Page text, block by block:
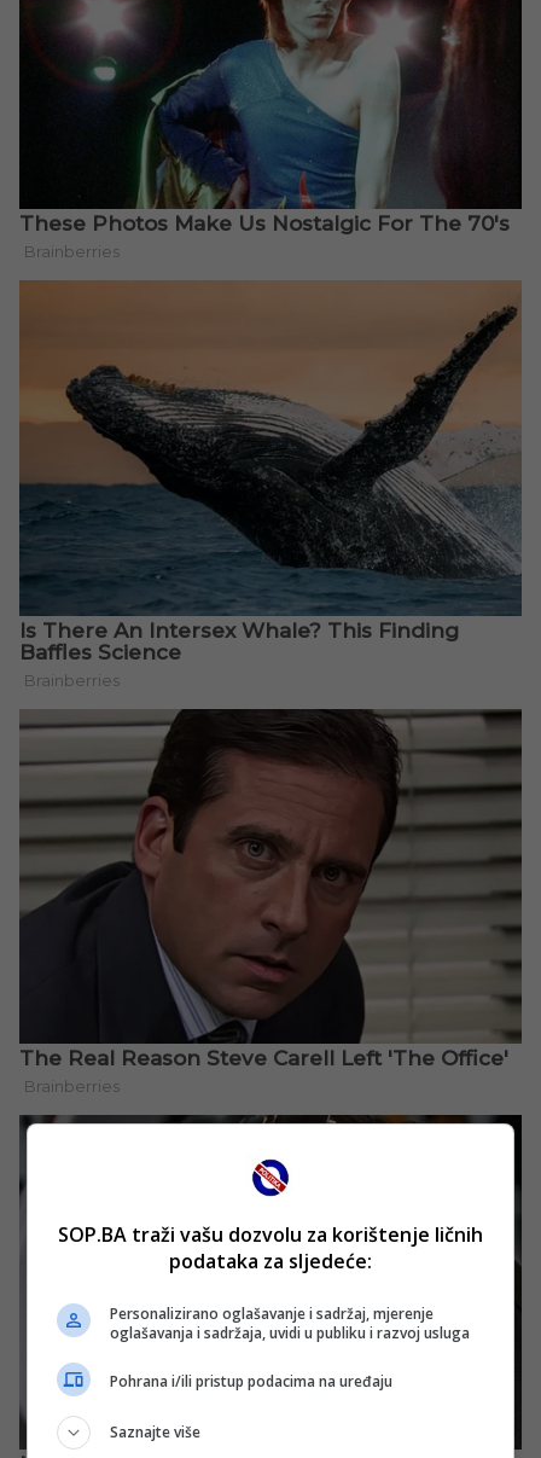
SOP.BA traži vašu dozvolu za korištenje ličnih
podataka za sljedeće:
Personalizirano oglašavanje i sadržaj, mjerenje
oglašavanja i sadržaja, uvidi u publiku i razvoj usluga
Pohrana i/ili pristup podacima na uređaju
Saznajte više